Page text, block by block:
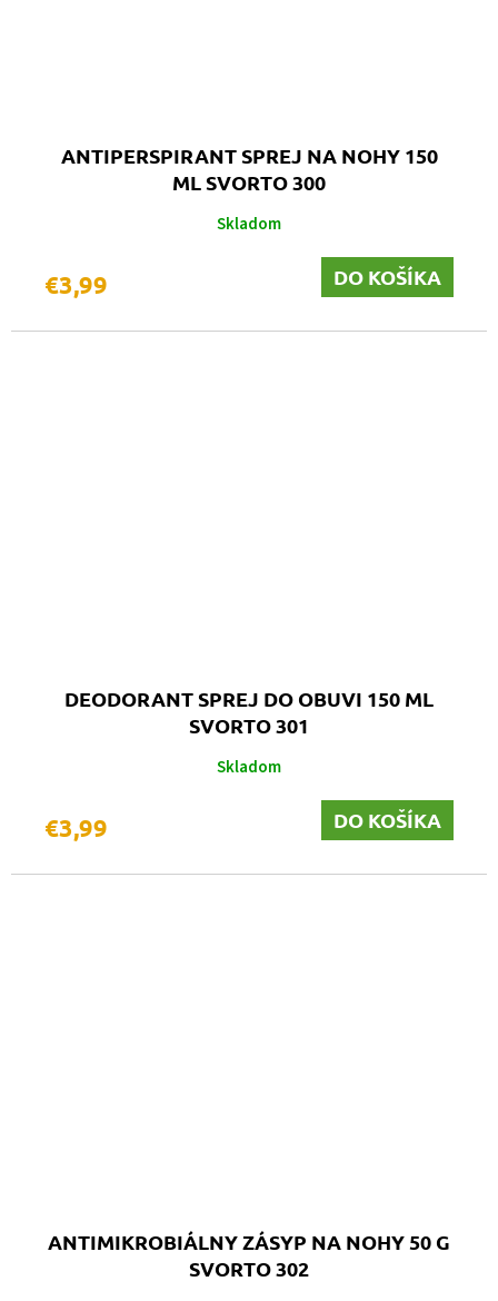
ANTIPERSPIRANT SPREJ NA NOHY 150
ML SVORTO 300
Skladom
€3,99 DO KOŠÍKA
DEODORANT SPREJ DO OBUVI 150 ML
SVORTO 301
Skladom
€3,99 DO KOŠÍKA
ANTIMIKROBIÁLNY ZÁSYP NA NOHY 50 G
SVORTO 302